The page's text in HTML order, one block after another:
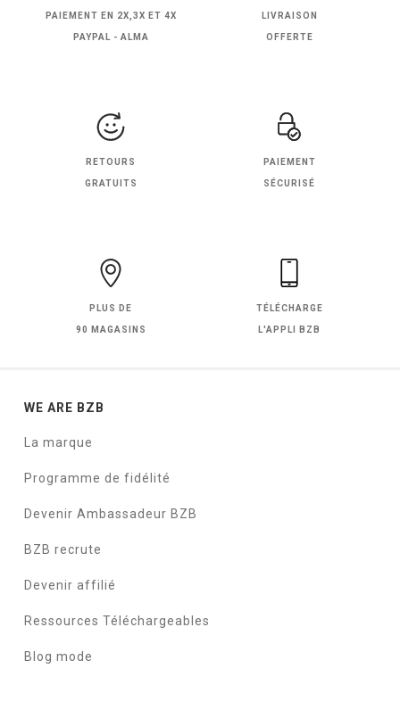
PAIEMENT EN 2X,3X ET 4X
PAYPAL - ALMA
LIVRAISON
OFFERTE
RETOURS
GRATUITS
PAIEMENT
SÉCURISÉ
PLUS DE
90 MAGASINS
TÉLÉCHARGE
L'APPLI BZB
WE ARE BZB
La marque
Programme de fidélité
Devenir Ambassadeur BZB
BZB recrute
Devenir affilié
Ressources Téléchargeables
Blog mode